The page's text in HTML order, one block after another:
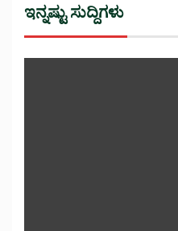
ಇನ್ನಷ್ಟು ಸುದ್ದಿಗಳು